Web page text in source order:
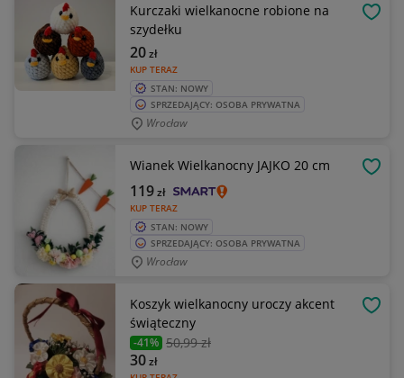
Kurczaki wielkanocne robione na
szydełku
KUP TERAZ
20zł
STAN: NOWY
SPRZEDAJĄCY: OSOBA PRYWATNA
Wrocław
Wianek Wielkanocny JAJKO 20 cm
KUP TERAZ
119zł
STAN: NOWY
SPRZEDAJĄCY: OSOBA PRYWATNA
Wrocław
Koszyk wielkanocny uroczy akcent
świąteczny
-41% 50,99 zł
30zł